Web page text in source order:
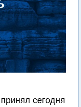
сегодня